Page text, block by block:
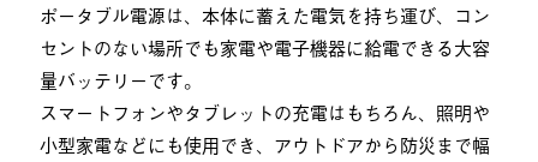
ポータブル電源は、本体に蓄えた電気を持ち運び、コン
セントのない場所でも家電や電子機器に給電できる大容
量バッテリーです。
スマートフォンやタブレットの充電はもちろん、照明や
小型家電などにも使用でき、アウトドアから防災まで幅